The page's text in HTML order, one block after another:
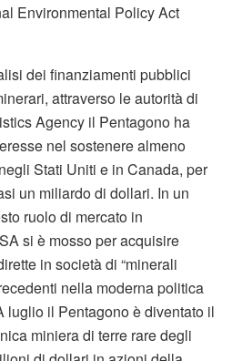
Environmental Policy Act
dei finanziamenti pubblici
attraverso le autorità di
Agency il Pentagono ha
nel sostenere almeno
Stati Uniti e in Canada, per
un miliardo di dollari. In un
ruolo di mercato in
si è mosso per acquisire
in società di “minerali
nella moderna politica
luglio il Pentagono è diventato il
miniera di terre rare degli